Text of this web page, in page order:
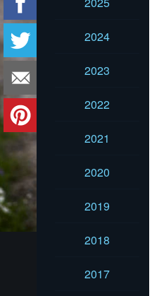
2024
2023
2022
2021
2020
2019
2018
2017